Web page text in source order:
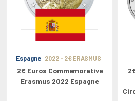
Espagne 2022 - 2€ ERASMUS
2€ Euros Commemorative
Erasmus 2022 Espagne